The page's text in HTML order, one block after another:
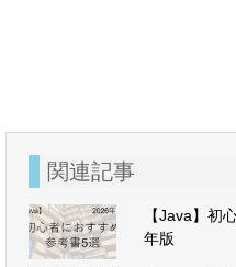
関連記事
【Java】
年版